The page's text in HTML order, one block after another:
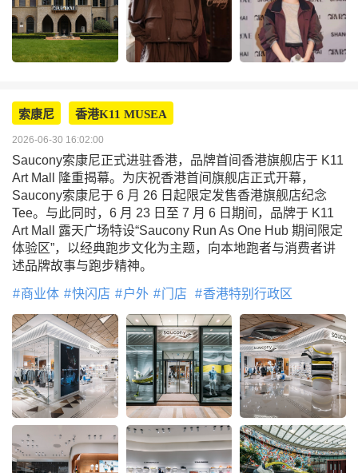
索康尼 香港K11 MUSEA
2026-06-30 16:02:00
Saucony索康尼正式进驻香港，品牌首间香港旗舰店于 K11
Art Mall 隆重揭幕。为庆祝香港首间旗舰店正式开幕，
Saucony索康尼于 6 月 26 日起限定发售香港旗舰店纪念
Tee。与此同时，6 月 23 日至 7 月 6 日期间，品牌于 K11
Art Mall 露天广场特设“Saucony Run As One Hub 期间限定
体验区”，以经典跑步文化为主题，向本地跑者与消费者讲
述品牌故事与跑步精神。
商业体 快闪店 户外 门店 香港特别行政区